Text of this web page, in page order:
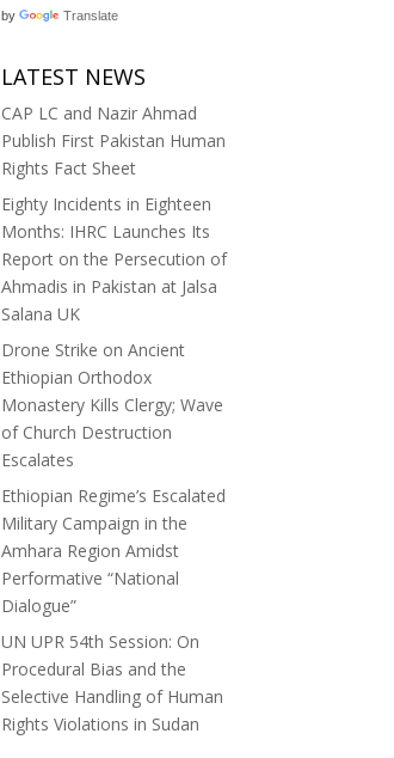
by Translate
LATEST NEWS
CAP LC and Nazir Ahmad
Publish First Pakistan Human
Rights Fact Sheet
Eighty Incidents in Eighteen
Months: IHRC Launches Its
Report on the Persecution of
Ahmadis in Pakistan at Jalsa
Salana UK
Drone Strike on Ancient
Ethiopian Orthodox
Monastery Kills Clergy; Wave
of Church Destruction
Escalates
Ethiopian Regime’s Escalated
Military Campaign in the
Amhara Region Amidst
Performative “National
Dialogue”
UN UPR 54th Session: On
Procedural Bias and the
Selective Handling of Human
Rights Violations in Sudan